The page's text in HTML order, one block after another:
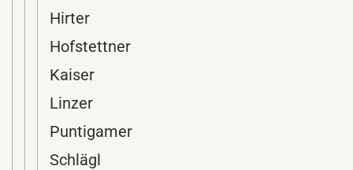
Hirter
Hofstettner
Kaiser
Linzer
Puntigamer
Schlägl